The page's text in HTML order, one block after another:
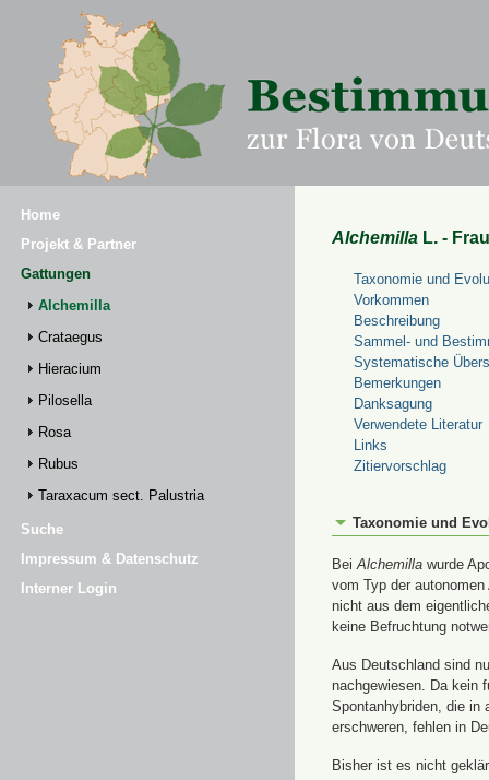
Home
Projekt & Partner
Gattungen
Alchemilla
Crataegus
Hieracium
Pilosella
Rosa
Rubus
Taraxacum sect. Palustria
Suche
Impressum & Datenschutz
Interner Login
Alchemilla L. -
Taxonomie und
Vorkommen
Beschreibung
Sammel- und
Systematische
Bemerkungen
Danksagung
Verwendete Literatur
Links
Zitiervorschlag
Taxonomie und
BeiAlchemilla wurde
vom Typ der
nicht aus dem
keine Befruchtung
Aus Deutschland sind
nachgewiesen. Da kein
Spontanhybriden, die in
erschweren, fehlen in
Bisher ist es nicht